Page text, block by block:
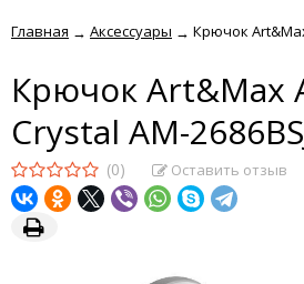
Главная → Аксессуары → Крючок
Крючок Art&Max
Crystal AM-
(0) Оставить отзыв